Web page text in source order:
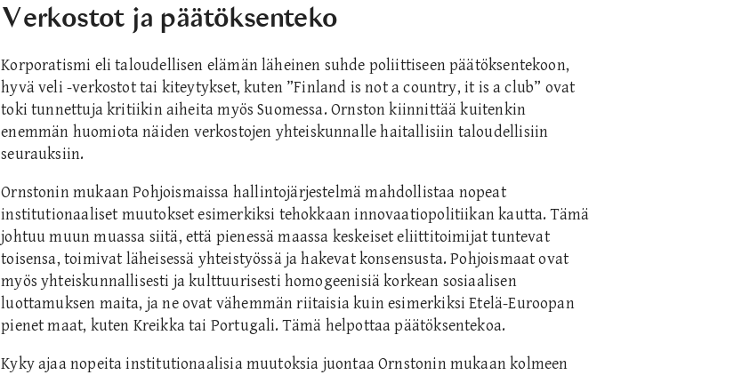
Verkostot ja päätöksenteko
Korporatismi eli taloudellisen elämän läheinen suhde poliittiseen päätöksentekoon,
hyvä veli -verkostot tai kiteytykset, kuten ”Finland is not a country, it is a club” ovat
toki tunnettuja kritiikin aiheita myös Suomessa. Ornston kiinnittää kuitenkin
enemmän huomiota näiden verkostojen yhteiskunnalle haitallisiin taloudellisiin
seurauksiin.
Ornstonin mukaan Pohjoismaissa hallintojärjestelmä mahdollistaa nopeat
institutionaaliset muutokset esimerkiksi tehokkaan innovaatiopolitiikan kautta. Tämä
johtuu muun muassa siitä, että pienessä maassa keskeiset eliittitoimijat tuntevat
toisensa, toimivat läheisessä yhteistyössä ja hakevat konsensusta. Pohjoismaat ovat
myös yhteiskunnallisesti ja kulttuurisesti homogeenisiä korkean sosiaalisen
luottamuksen maita, ja ne ovat vähemmän riitaisia kuin esimerkiksi Etelä-Euroopan
pienet maat, kuten Kreikka tai Portugali. Tämä helpottaa päätöksentekoa.
Kyky ajaa nopeita institutionaalisia muutoksia juontaa Ornstonin mukaan kolmeen